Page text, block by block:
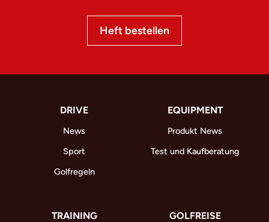
Heft bestellen
DRIVE
News
Sport
Golfregeln
EQUIPMENT
Produkt News
Test und Kaufberatung
TRAINING GOLFREISE